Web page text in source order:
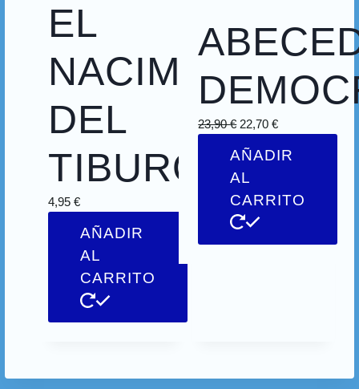
EL
NACIMIENTO
DEL
TIBURON
4,95€
AÑADIR
AL
CARRITO
23,90€ 22,70€
AÑADIR
AL
CARRITO